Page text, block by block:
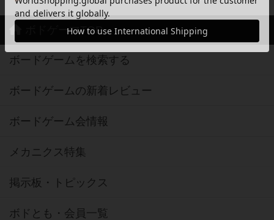
ボドゲーマTOP
ボードゲームを検索する
ボードゲームの新着レビュー
ボードゲーム会情報
メカニクス特集
掲示板・トピックス
ボドとも・会員一覧